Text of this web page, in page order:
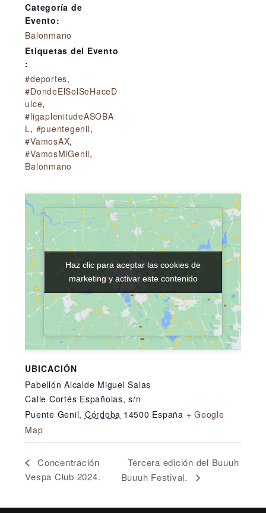
Categoría de
Evento:
Balonmano
Etiquetas del Evento
:
#deportes,
#DondeElSolSeHaceD
ulce,
#ligaplenitudeASOBA
L, #puentegenil,
#VamosAX,
#VamosMiGenil,
Balonmano
UBICACIÓN
Pabellón Alcalde Miguel Salas
Calle Cortés Españolas, s/n
Puente Genil, Córdoba 14500 España + Google
Map
Haz clic para aceptar las cookies de
marketing y activar este contenido
Haz clic para aceptar las cookies de
marketing y activar este contenido
Concentración
Vespa Club 2024.
Tercera edición del Buuuh
Buuuh Festival.